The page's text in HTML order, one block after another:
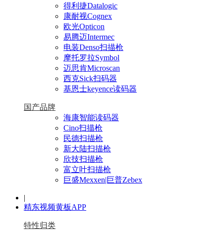
得利捷Datalogic
康耐视Cognex
欧光Opticon
易腾迈Intermec
电装Denso扫描枪
摩托罗拉Symbol
迈思肯Microscan
西克Sick扫码器
基恩士keyence读码器
国产品牌
海康智能读码器
Cino扫描枪
民德扫描枪
新大陆扫描枪
欣技扫描枪
富立叶扫描枪
巨盛Mexxen|巨普Zebex
|
精东视频黄板APP
特性归类